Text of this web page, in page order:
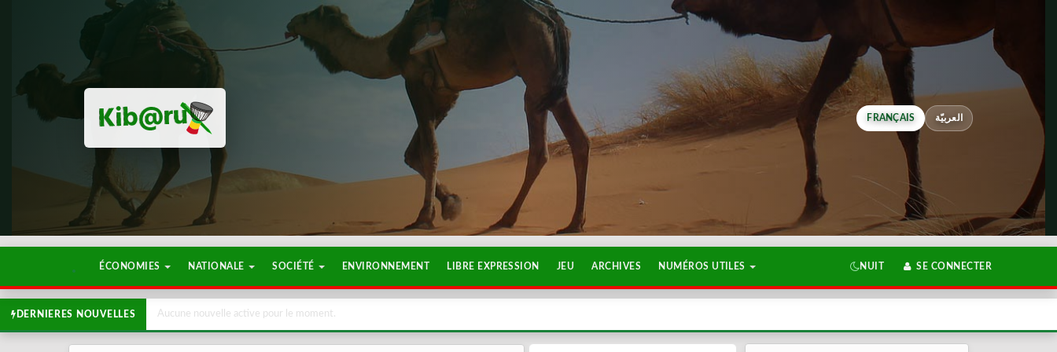
FRANÇAIS العربيّة
ÉCONOMIES NATIONALE SOCIÉTÉ ENVIRONNEMENT LIBRE EXPRESSION JEU ARCHIVES NUMÉROS UTILES NUIT SE CONNECTER
DERNIERES NOUVELLES Aucune nouvelle active pour le moment.